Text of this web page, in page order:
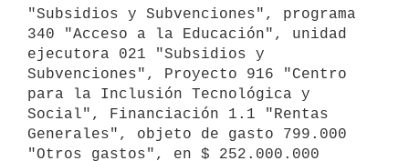
"Subsidios y Subvenciones", programa
340 "Acceso a la Educación", unidad
ejecutora 021 "Subsidios y
Subvenciones", Proyecto 916 "Centro
para la Inclusión Tecnológica y
Social", Financiación 1.1 "Rentas
Generales", objeto de gasto 799.000
"Otros gastos", en $ 252.000.000